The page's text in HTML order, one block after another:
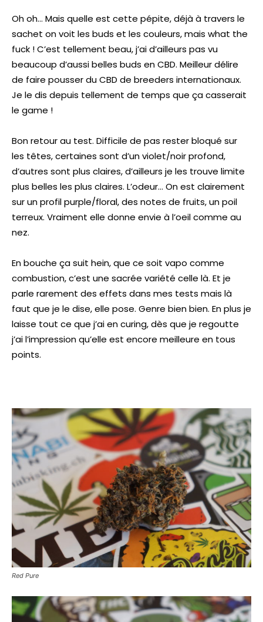
Oh oh… Mais quelle est cette pépite, déjà à travers le
sachet on voit les buds et les couleurs, mais what the
fuck ! C’est tellement beau, j’ai d’ailleurs pas vu
beaucoup d’aussi belles buds en CBD. Meilleur délire
de faire pousser du CBD de breeders internationaux.
Je le dis depuis tellement de temps que ça casserait
le game !
Bon retour au test. Difficile de pas rester bloqué sur
les têtes, certaines sont d’un violet/noir profond,
d’autres sont plus claires, d’ailleurs je les trouve limite
plus belles les plus claires. L’odeur… On est clairement
sur un profil purple/floral, des notes de fruits, un poil
terreux. Vraiment elle donne envie à l’oeil comme au
nez.
En bouche ça suit hein, que ce soit vapo comme
combustion, c’est une sacrée variété celle là. Et je
parle rarement des effets dans mes tests mais là
faut que je le dise, elle pose. Genre bien bien. En plus je
laisse tout ce que j’ai en curing, dès que je regoutte
j’ai l’impression qu’elle est encore meilleure en tous
points.
Red Pure